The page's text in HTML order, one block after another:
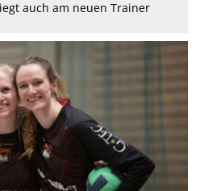
auch am neuen Trainer